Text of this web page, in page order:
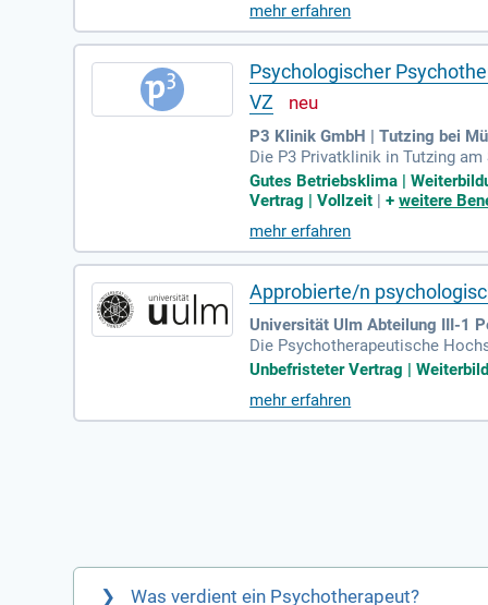
en Arbeitszeiten und 30 Tagen
alten Sie Ihre berufliche
mehr erfahren
Psychologischer
VZ
P3 Klinik GmbH | Tutzing bei
Die P3 Privatklinik in Tutzing
rung. Wir bieten eine
ung mit individueller
ets mit einem bio-psycho-
kungen. Wir erwarten eine
Gutes Betriebsklima |
Vertrag | Vollzeit |+weitere
mehr erfahren
Approbierte/n
Universität Ulm Abteilung III-1
Die Psychotherapeutische
endlichenpsychotherapeut/in
für Patienten mit vielfältigen
onen. Zudem haben Sie die
senschaftliche
Unbefristeter Vertrag |
mehr erfahren
Was verdient ein Psychotherapeut?